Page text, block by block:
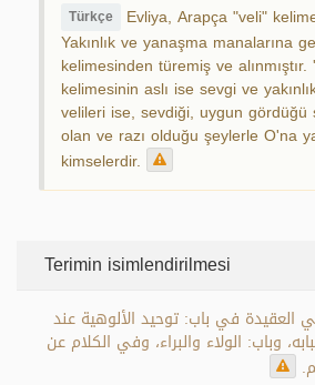
Türkçe Evliya, Arapça "veli"
Yakınlık ve yanaşma manalarına
kelimesinden türemiş ve
kelimesinin aslı ise sevgi ve
velileri ise, sevdiği, uygun
olan ve razı olduğu şeylerle O'na
kimselerdir.
Terimin isimlendirilmesi
العقيدة في باب: توحيد الألوهية عند
وباب: الولاء والبراء، وفي الكلام عن